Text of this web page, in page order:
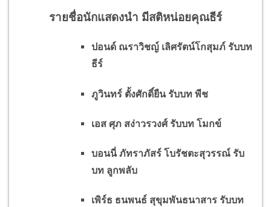
รายชื่อนักแสดงนำ มีสติหน่อยคุณธีร์
ปอนด์ ณราวิชญ์ เลิศรัตน์โกสุมภ์ รับบท
ธีร์
ภูวินทร์ ตั้งศักดิ์ยืน รับบท พีช
เอส ศุภ สง่าวรวงศ์ รับบท โมกข์
บอนนี่ ภัทราภัสร์ โบรัชตะสุวรรณ์ รับ
บท ลูกพลับ
เพิร์ธ ธนพนธ์ สุขุมพันธนาสาร รับบท